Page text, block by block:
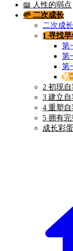
📖 人性的弱点
🌱 二次成长
二次成长
1 寻找
第
第
第
第
2 初现自
3 建立自
4 重塑自
5 拥有完
成长彩蛋